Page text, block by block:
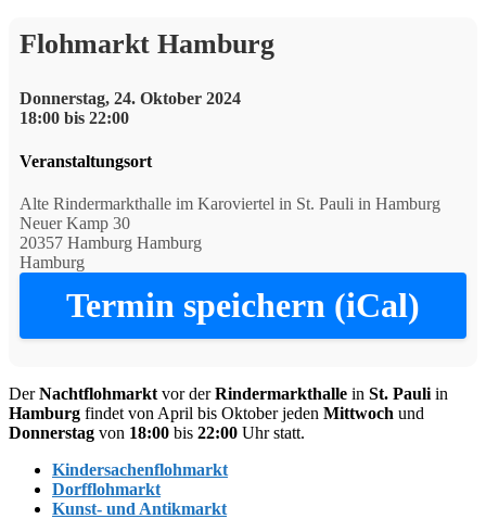
Flohmarkt Hamburg
Donnerstag, 24. Oktober 2024
18:00 bis 22:00
Veranstaltungsort
Alte Rindermarkthalle im Karoviertel in St. Pauli in Hamburg
Neuer Kamp 30
20357 Hamburg Hamburg
Hamburg
Termin speichern (iCal)
DerNachtflohmarkt vor derRindermarkthalle in St. Pauli in
Hamburg findet von April bis Oktober jeden Mittwoch und
Donnerstag von 18:00 bis 22:00 Uhr statt.
Kindersachenflohmarkt
Dorfflohmarkt
Kunst- und Antikmarkt